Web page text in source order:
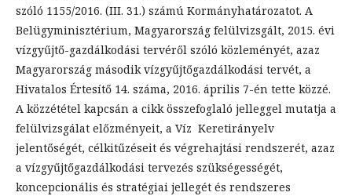
szóló 1155/2016. (III. 31.) számú Kormányhatározatot. A
Belügyminisztérium, Magyarország felülvizsgált, 2015. évi
vízgyűjtő-gazdálkodási tervéről szóló közleményét, azaz
Magyarország második vízgyűjtőgazdálkodási tervét, a
Hivatalos Értesítő 14. száma, 2016. április 7-én tette közzé.
A közzététel kapcsán a cikk összefoglaló jelleggel mutatja a
felülvizsgálat előzményeit, a Víz Keretirányelv
jelentőségét, célkitűzéseit és végrehajtási rendszerét, azaz
a vízgyűjtőgazdálkodási tervezés szükségességét,
koncepcionális és stratégiai jellegét és rendszeres